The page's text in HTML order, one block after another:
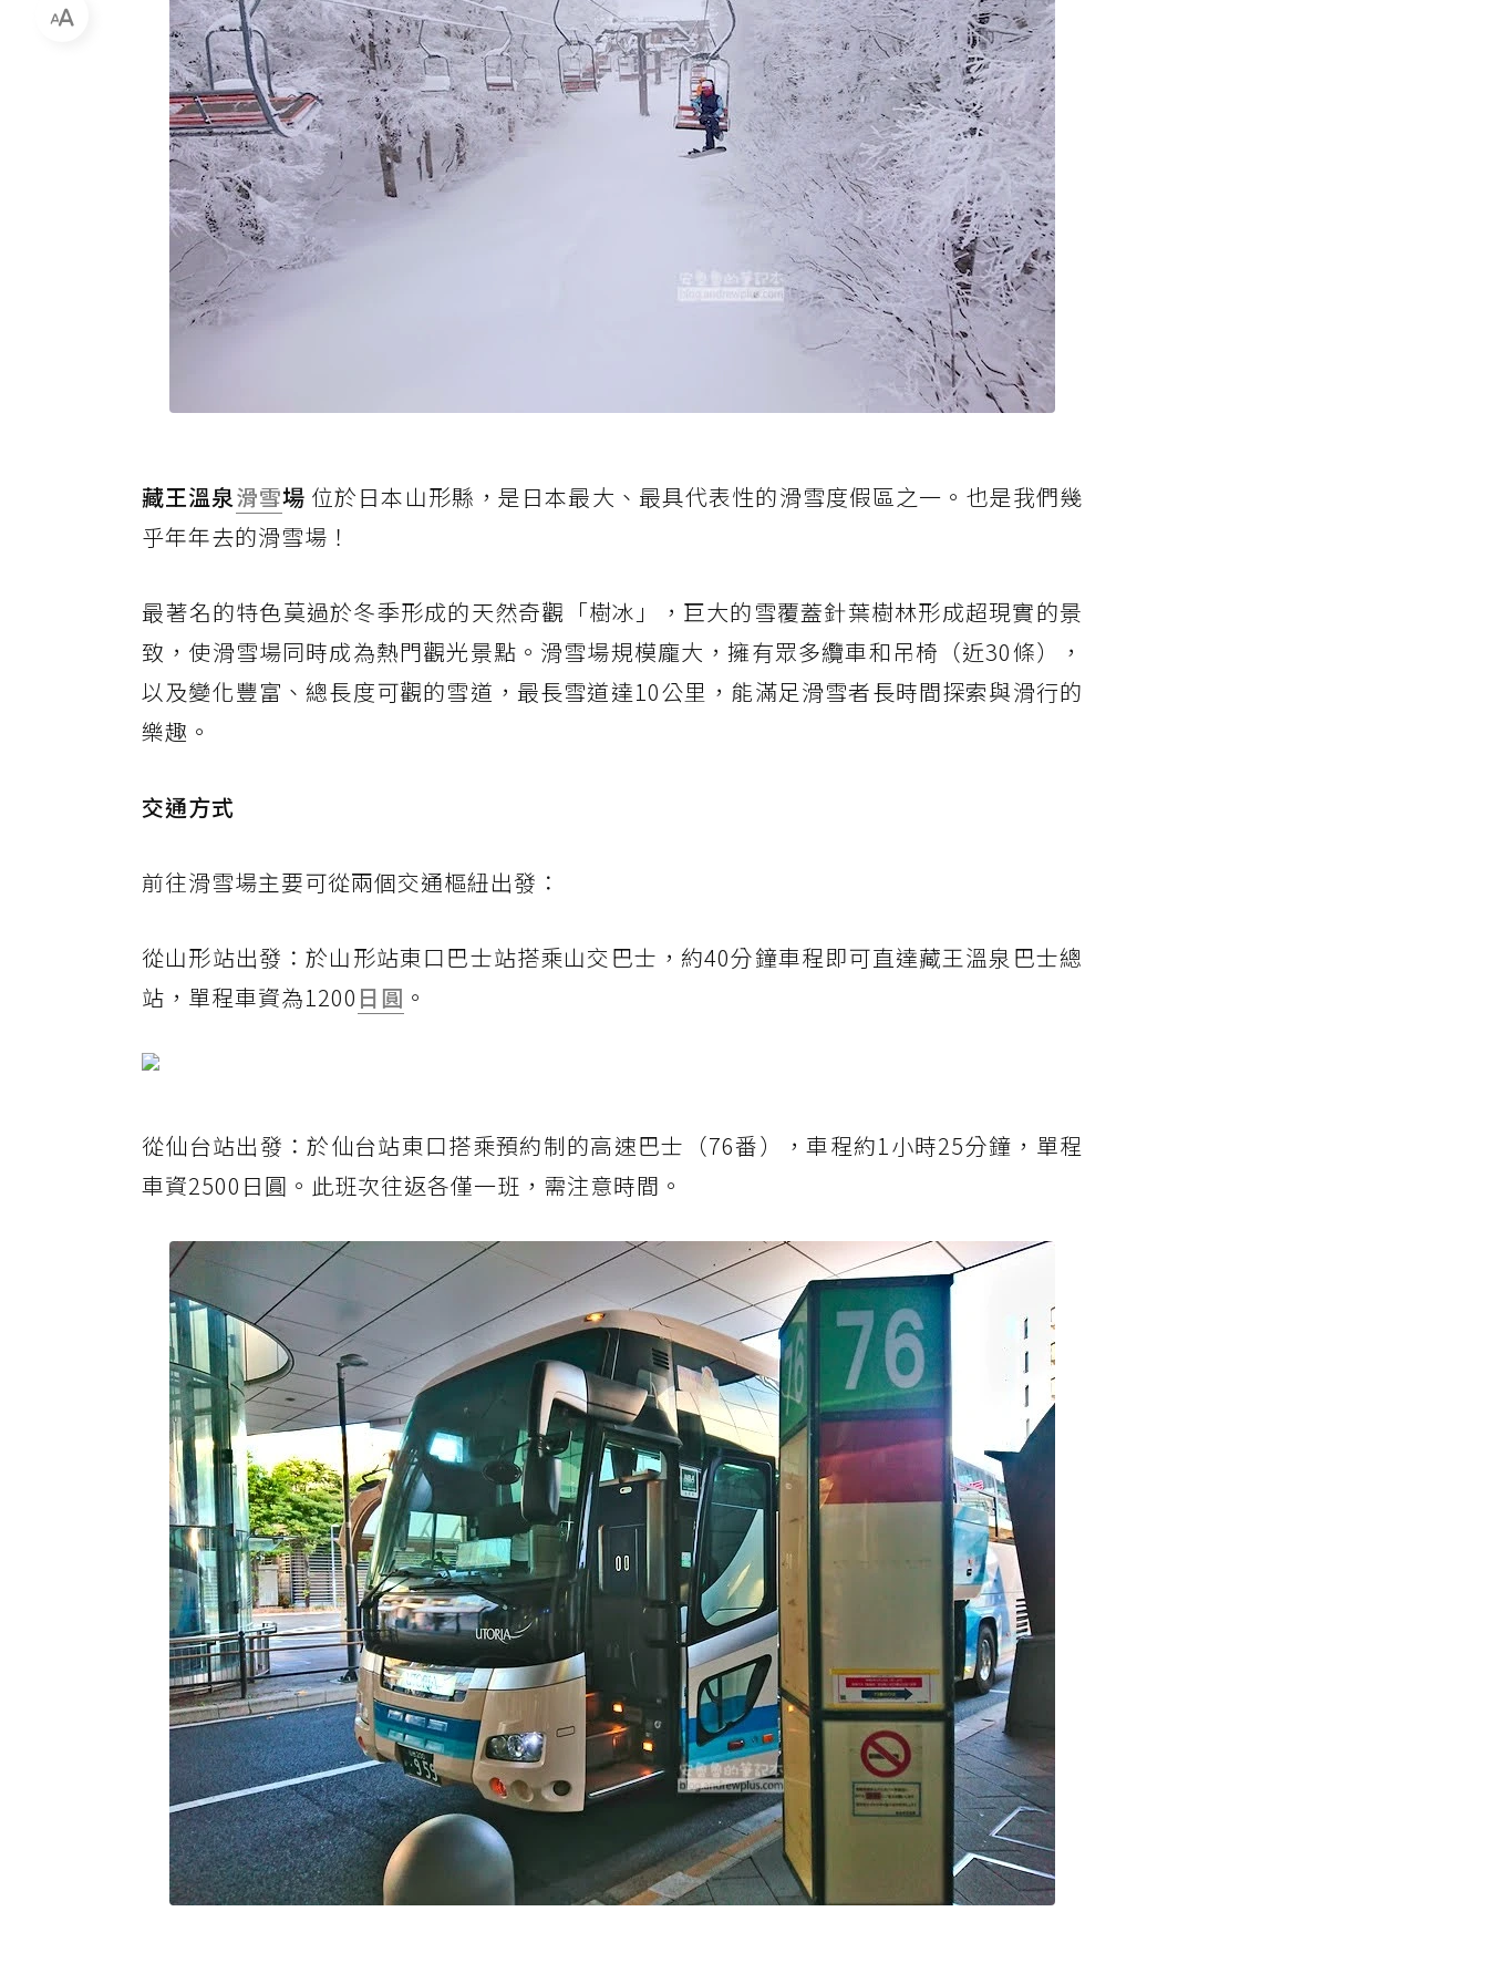
藏王溫泉滑雪場 位於日本山形縣，是日本最大、最具代表性的滑雪度假區之一。也是我們幾
乎年年去的滑雪場！
最著名的特色莫過於冬季形成的天然奇觀「樹冰」，巨大的雪覆蓋針葉樹林形成超現實的景
致，使滑雪場同時成為熱門觀光景點。滑雪場規模龐大，擁有眾多纜車和吊椅（近30條），
以及變化豐富、總長度可觀的雪道，最長雪道達10公里，能滿足滑雪者長時間探索與滑行的
樂趣。
交通方式
前往滑雪場主要可從兩個交通樞紐出發：
從山形站出發：於山形站東口巴士站搭乘山交巴士，約40分鐘車程即可直達藏王溫泉巴士總
站，單程車資為1200 日圓 。
從仙台站出發：於仙台站東口搭乘預約制的高速巴士（76番），車程約1小時25分鐘，單程
車資2500日圓。此班次往返各僅一班，需注意時間。